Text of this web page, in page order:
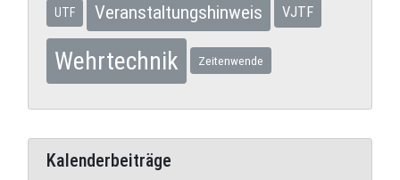
UTF Veranstaltungshinweis VJTF
Wehrtechnik Zeitenwende
Kalenderbeiträge